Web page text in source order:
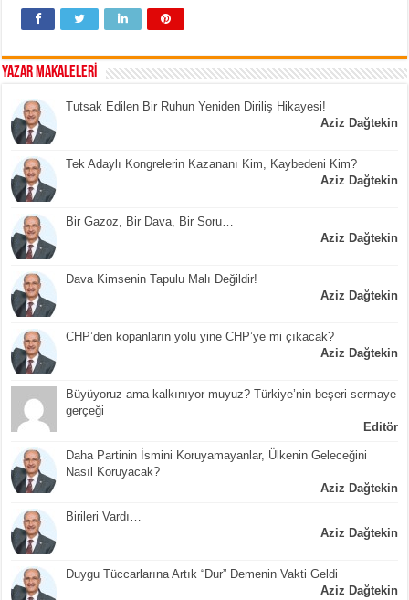
YAZAR MAKALELERİ
Tutsak Edilen Bir Ruhun Yeniden Diriliş Hikayesi!
Aziz Dağtekin
Tek Adaylı Kongrelerin Kazananı Kim, Kaybedeni Kim?
Aziz Dağtekin
Bir Gazoz, Bir Dava, Bir Soru…
Aziz Dağtekin
Dava Kimsenin Tapulu Malı Değildir!
Aziz Dağtekin
CHP’den kopanların yolu yine CHP’ye mi çıkacak?
Aziz Dağtekin
Büyüyoruz ama kalkınıyor muyuz? Türkiye’nin beşeri sermaye
gerçeği
Editör
Daha Partinin İsmini Koruyamayanlar, Ülkenin Geleceğini
Nasıl Koruyacak?
Aziz Dağtekin
Birileri Vardı…
Aziz Dağtekin
Duygu Tüccarlarına Artık “Dur” Demenin Vakti Geldi
Aziz Dağtekin